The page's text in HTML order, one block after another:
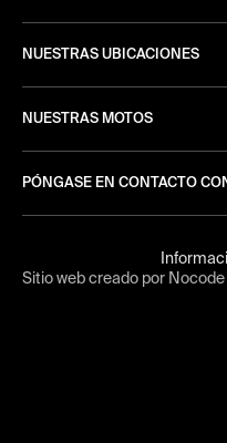
NUESTRAS UBICACIONES
NUESTRAS MOTOS
PÓNGASE EN CONTACTO
Sitio web creado por